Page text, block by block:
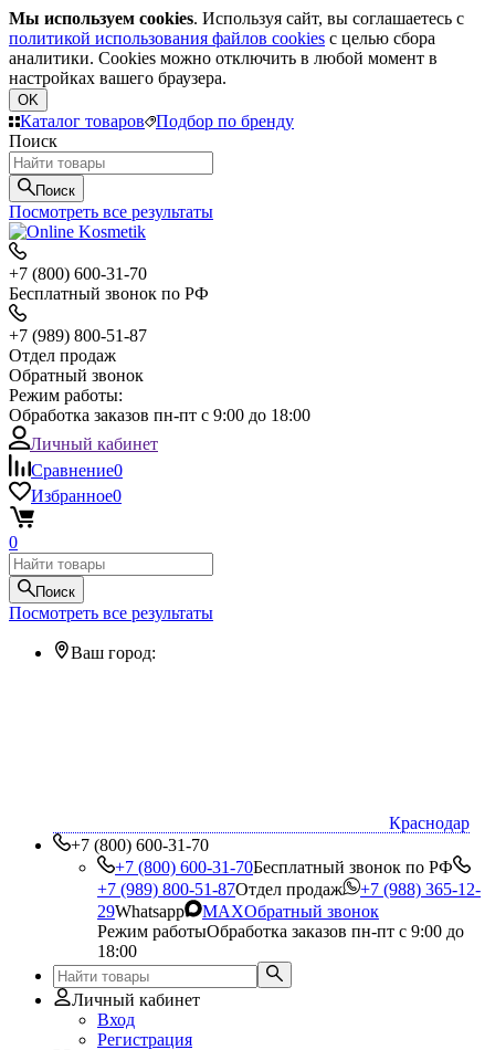
Мы используем cookies. Используя сайт, вы соглашаетесь с
политикой использования файлов cookies с целью сбора
аналитики. Cookies можно отключить в любой момент в
настройках вашего браузера.
OK
Каталог товаров
Подбор по бренду
Поиск
Поиск
Посмотреть все результаты
+7 (800) 600-31-70
Бесплатный звонок по РФ
+7 (989) 800-51-87
Отдел продаж
Обратный звонок
Режим работы:
Обработка заказов пн-пт с 9:00 до 18:00
Личный кабинет
Сравнение0
Избранное0
0
Поиск
Посмотреть все результаты
Ваш город:
Краснодар
+7 (800) 600-31-70
+7 (800) 600-31-70Бесплатный звонок по РФ
+7 (989) 800-51-87Отдел продаж
+7 (988) 365-12-
29Whatsapp MAXОбратный звонок
Режим работыОбработка заказов пн-пт с 9:00 до
18:00
Личный кабинет
Вход
Регистрация